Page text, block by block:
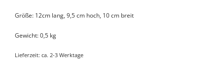
Größe: 12cm lang, 9,5 cm hoch, 10 cm breit
Gewicht: 0,5 kg
Lieferzeit: ca. 2-3 Werktage